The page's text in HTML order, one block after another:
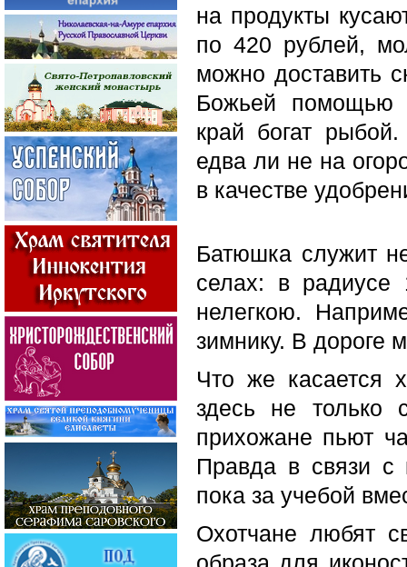
на продукты
по 420 рублей,
можно доставить
Божьей помощью
край богат
едва ли не на
в качестве
Батюшка служит
селах: в радиусе
нелегкою.
зимнику. В дороге
Что же касается
здесь не только
прихожане пьют
Правда в связи с
пока за учебой
Охотчане любят